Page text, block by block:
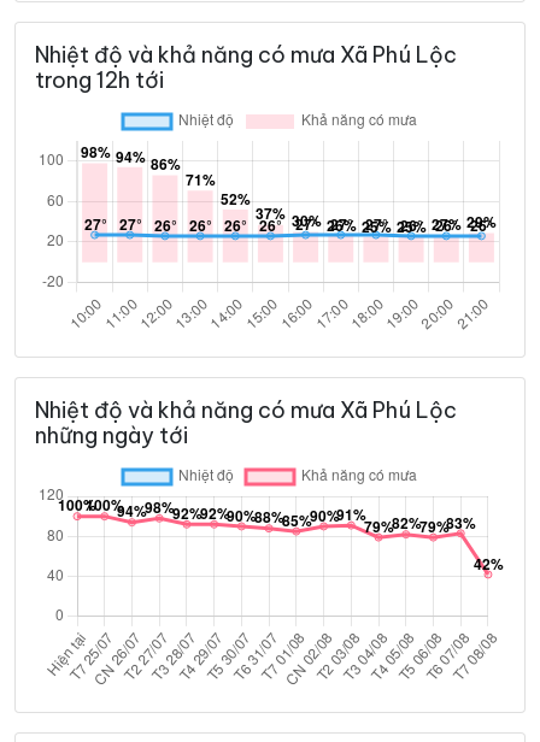
Nhiệt độ và khả năng có mưa Xã Phú Lộc
trong 12h tới
Nhiệt độ và khả năng có mưa Xã Phú Lộc
những ngày tới